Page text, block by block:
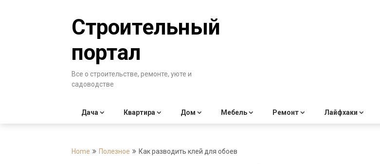
Строительный
портал
Все о строительстве, ремонте, уюте и
садоводстве
Дача Квартира Дом Мебель Ремонт Лайфхаки
Home Полезное Как разводить клей для обоев